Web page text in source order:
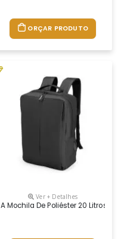
ORÇAR PRODUTO
Densidade. Compartimento
Ver + Detalhes
A Mochila De Poliéster 20 Litros